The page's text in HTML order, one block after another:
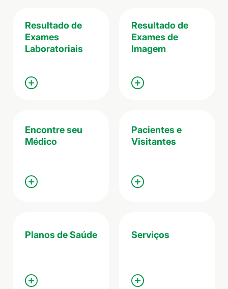
Resultado de
Exames
Laboratoriais
Resultado de
Exames de
Imagem
Encontre seu
Médico
Pacientes e
Visitantes
Planos de Saúde Serviços